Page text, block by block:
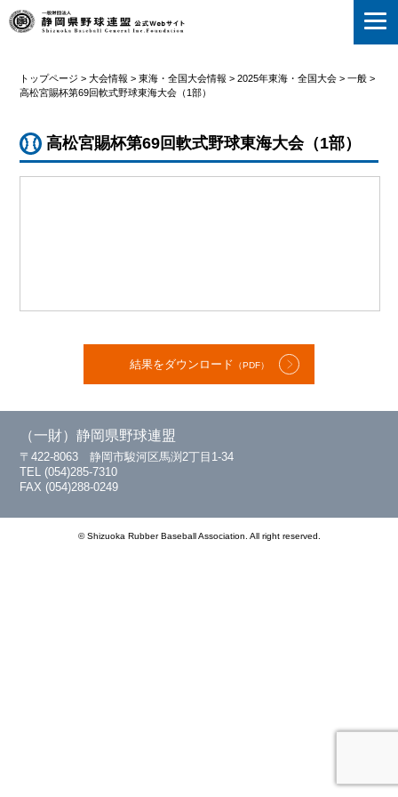
静岡県野球連盟
トップページ >大会情報 >東海・全国大会情報 >2025年東海・全国大会 >一般 >
高松宮賜杯第69回軟式野球東海大会（1部）
高松宮賜杯第69回軟式野球東海大会（1部）
結果をダウンロード （PDF）
（一財）静岡県野球連盟
〒422-8063 静岡市駿河区馬渕2丁目1-34
TEL (054)285-7310
FAX (054)288-0249
© Shizuoka Rubber Baseball Association. All right reserved.